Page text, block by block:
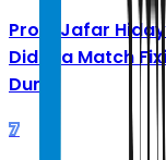
Profil Jafar
Diduga Match
Dunia
7